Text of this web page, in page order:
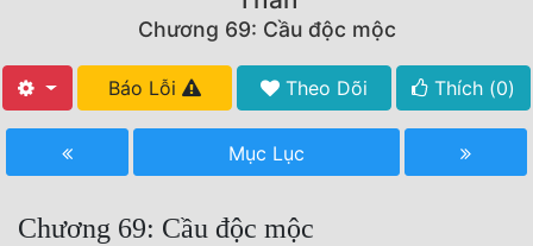
Truyện Mới Ra
Hoàn Thành
Free
Chương 69: Cầu độc mộc
Báo Lỗi Theo Dõi Thích (0)
Mục Lục
Chương 69: Cầu độc mộc